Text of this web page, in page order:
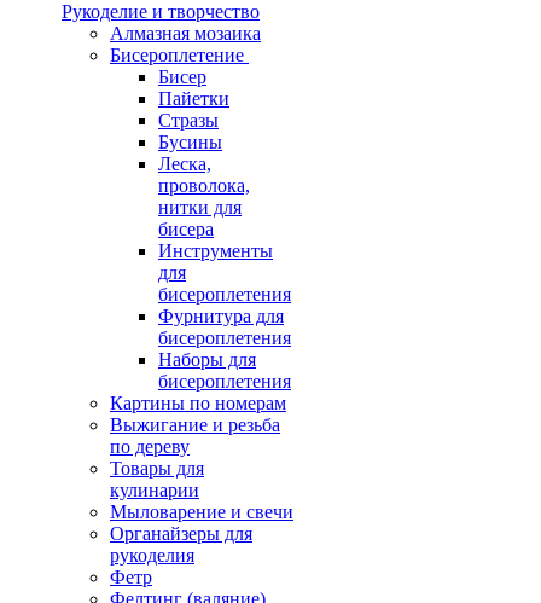
Рукоделие и творчество
Алмазная мозаика
Бисероплетение
Бисер
Пайетки
Стразы
Бусины
Леска,
проволока,
нитки для
бисера
Инструменты
для
бисероплетения
Фурнитура для
бисероплетения
Наборы для
бисероплетения
Картины по номерам
Выжигание и резьба
по дереву
Товары для
кулинарии
Мыловарение и свечи
Органайзеры для
рукоделия
Фетр
Фелтинг (валяние)